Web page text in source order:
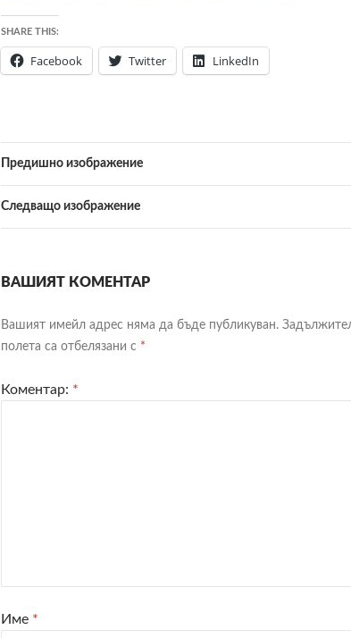
SHARE THIS:
Facebook Twitter LinkedIn
Предишно изображение
Следващо изображение
ВАШИЯТ КОМЕНТАР
Вашият имейл адрес няма да бъде публикуван.
полета са отбелязани с *
Коментар: *
Име *